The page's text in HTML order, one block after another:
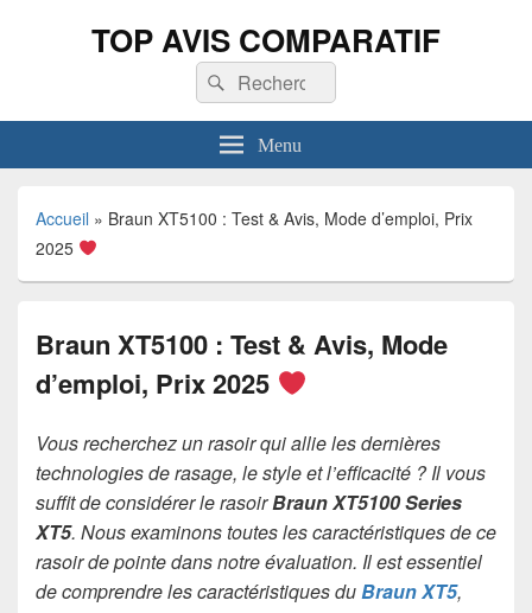
TOP AVIS COMPARATIF
Recherche :
Rechercher
Menu
Accueil » Braun XT5100 : Test & Avis, Mode d’emploi, Prix
2025
Braun XT5100 : Test & Avis, Mode
d’emploi, Prix 2025
Vous recherchez un rasoir qui allie les dernières
technologies de rasage, le style et l’efficacité ? Il vous
suffit de considérer le rasoirBraun XT5100 Series
XT5. Nous examinons toutes les caractéristiques de ce
rasoir de pointe dans notre évaluation. Il est essentiel
de comprendre les caractéristiques duBraun XT5,